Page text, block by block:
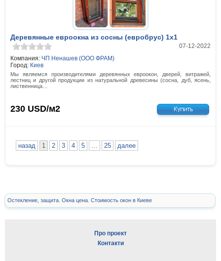
Деревянные евроокна из сосны (евробрус) 1x1
07-12-2022
Компания: ЧП Ненашев (ООО ФРАМ)
Город: Киев
Мы являемся производителями деревянных евроокон, дверей, витражей,
лестниц и другой продукции из натуральной древесины (сосна, дуб, ясень,
лиственница…
230 USD/м2
назад 1 2 3 4 5 … 25 далее
Остекление, защита. Окна цена. Стоимость окон в Киеве
Про проект
Контакти